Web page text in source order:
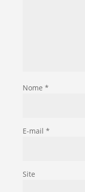
Nome *
E-mail *
Site